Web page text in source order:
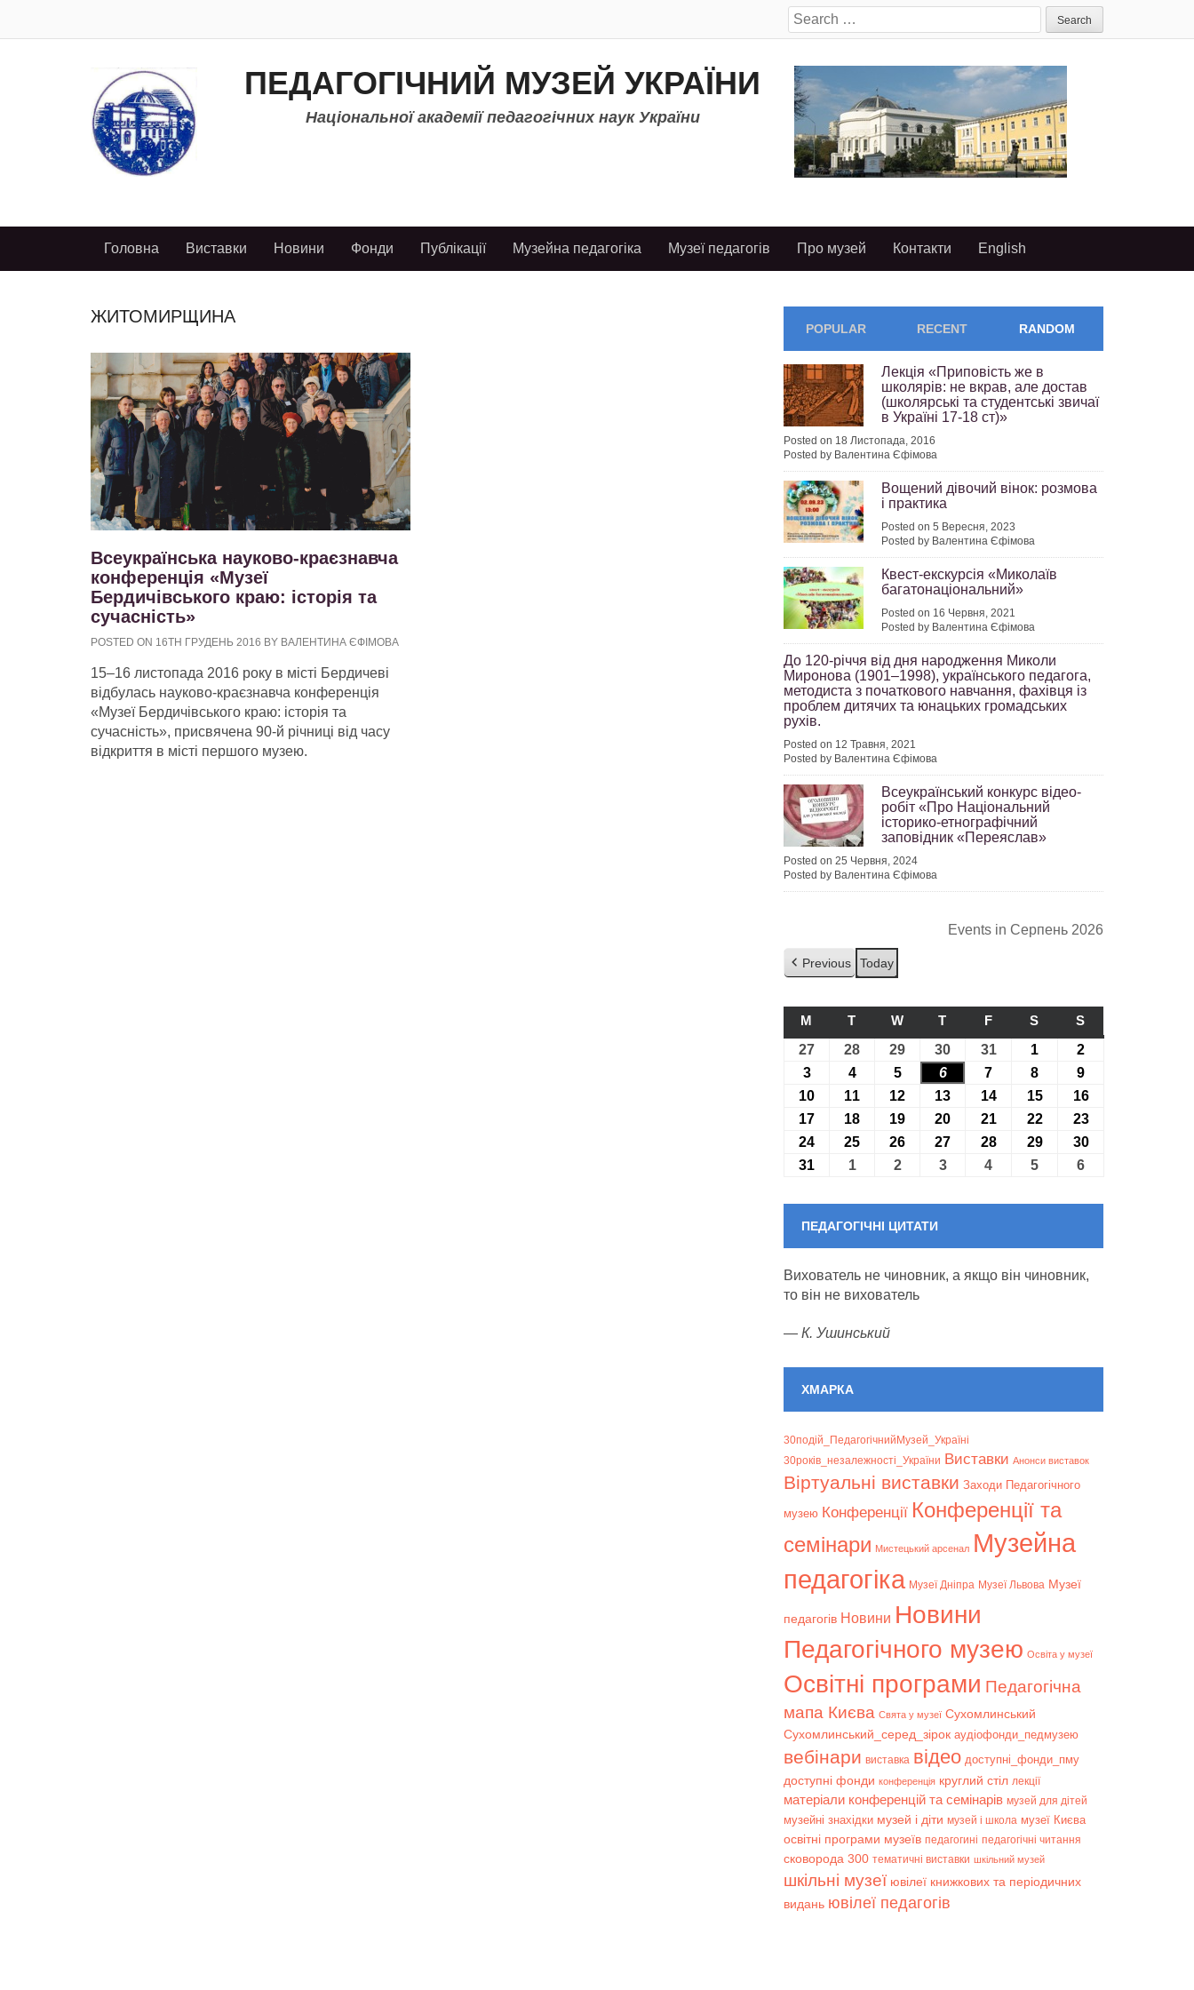
Search
for:
ПЕДАГОГІЧНИЙ МУЗЕЙ УКРАЇНИ
Національної академії педагогічних наук України
Головна Виставки Новини Фонди Публікації Музейна педагогіка Музеї педагогів Про музей Контакти English
ЖИТОМИРЩИНА
Всеукраїнська науково-краєзнавча
конференція «Музеї
Бердичівського краю: історія та
сучасність»
POSTED ON 16TH ГРУДЕНЬ 2016 BY ВАЛЕНТИНА ЄФІМОВА
15‒16 листопада 2016 року в місті Бердичеві
відбулась науково-краєзнавча конференція
«Музеї Бердичівського краю: історія та
сучасність», присвячена 90-й річниці від часу
відкриття в місті першого музею.
POPULAR RECENT RANDOM
Лекція «Приповість же в
школярів: не вкрав, але достав
(школярські та студентські звичаї
в Україні 17-18 ст)»
Posted on 18 Листопада, 2016
Posted by Валентина Єфімова
Вощений дівочий вінок: розмова
і практика
Posted on 5 Вересня, 2023
Posted by Валентина Єфімова
Квест-екскурсія «Миколаїв
багатонаціональний»
Posted on 16 Червня, 2021
Posted by Валентина Єфімова
До 120-річчя від дня народження Миколи
Миронова (1901–1998), українського педагога,
методиста з початкового навчання, фахівця із
проблем дитячих та юнацьких громадських
рухів.
Posted on 12 Травня, 2021
Posted by Валентина Єфімова
Всеукраїнський конкурс відео-
робіт «Про Національний
історико-етнографічний
заповідник «Переяслав»
Posted on 25 Червня, 2024
Posted by Валентина Єфімова
Events in Серпень 2026
Previous Today
M ПОНЕДІЛОК
T ВІВТОРОК
WСЕРЕДА
T ЧЕТВЕР
FП’ЯТНИЦЯ
S СУБОТА
S
27 27.07.2026
28 28.07.2026
29 29.07.2026
30 30.07.2026
3131.07.2026
1 01.08.2026
2
303.08.2026
404.08.2026
505.08.2026
606.08.2026
7 07.08.2026
8 08.08.2026
9
10 10.08.2026
11 11.08.2026
12 12.08.2026
13 13.08.2026
1414.08.2026
1515.08.2026
1616.08.2026
17 17.08.2026
18 18.08.2026
19 19.08.2026
20 20.08.2026
2121.08.2026
2222.08.2026
2323.08.2026
24 24.08.2026
25 25.08.2026
26 26.08.2026
27 27.08.2026
2828.08.2026
2929.08.2026
3030.08.2026
31 31.08.2026
101.09.2026
202.09.2026
303.09.2026
4 04.09.2026
5 05.09.2026
6
ПЕДАГОГІЧНІ ЦИТАТИ
Вихователь не чиновник, а якщо він чиновник,
то він не вихователь
— К. Ушинський
ХМАРКА
30подій_ПедагогічнийМузей_Україні
30років_незалежності_України Bиставки Анонси виставок
Віртуальні виставки Заходи Педагогічного
музею Конференції Конференції та
семінари Мистецький арсенал Музейна
педагогіка Музеї Дніпра Музеї Львова Музеї
педагогів Новини Новини
Педагогічного музею Освіта у музеї
Освітні програми Педагогічна
мапа Києва Свята у музеї Сухомлинський
Сухомлинський_серед_зірок аудіофонди_педмузею
вебінари виставка відео доступні_фонди_пму
доступні фонди конференція круглий стіл лекції
матеріали конференцій та семінарів музей для дітей
музейні знахідки музей і діти музей і школа музеї Києва
освітні програми музеїв педагогині педагогічні читання
сковорода 300 тематичні виставки шкільний музей
шкільні музеї ювілеї книжкових та періодичних
видань ювілеї педагогів